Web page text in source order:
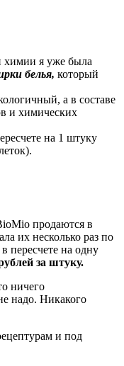
химии я уже была
белья, который
а в составе
и химических
на 1 штуку
продаются в
их несколько раз по
в пересчете на одну
за штуку.
ничего
надо. Никакого
и под